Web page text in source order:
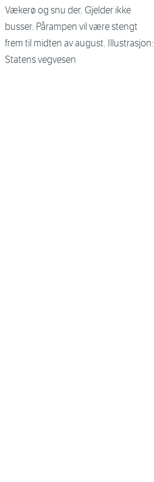
Vækerø og snu der. Gjelder ikke
busser. Pårampen vil være stengt
frem til midten av august. Illustrasjon:
Statens vegvesen